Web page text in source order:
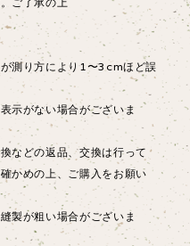
測り方により1〜3cmほど誤
示がない場合がございま
などの返品、交換は行って
かめの上、ご購入をお願い
製が粗い場合がございま